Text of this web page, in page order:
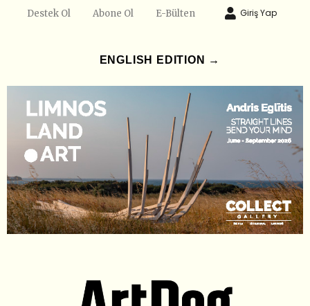
Destek Ol Abone Ol E-Bülten Giriş Yap
ENGLISH EDITION →